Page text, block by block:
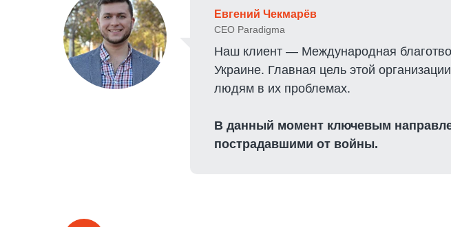
Евгений Чекмарёв
CEO Paradigma
Наш клиент — Международная
Украине. Главная цель этой
людям в их проблемах.
В данный момент ключевым
пострадавшими от войны.